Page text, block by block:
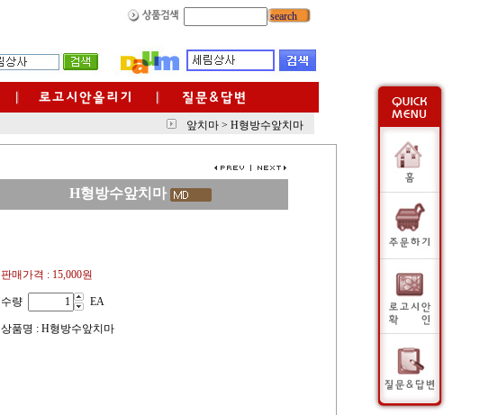
search
앞치마 > H형방수앞치마
H형방수앞치마
판매가격 : 15,000원
수량 EA
상품명 : H형방수앞치마